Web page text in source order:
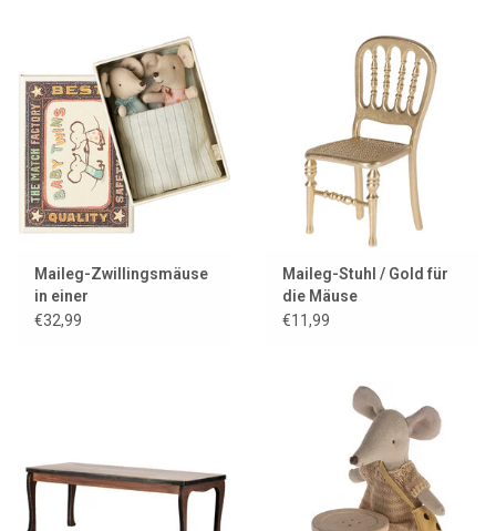
Maileg-Zwillingsmäuse
in einer
Streichholzschachtel
€32,99
Maileg-Stuhl / Gold für
die Mäuse
€11,99